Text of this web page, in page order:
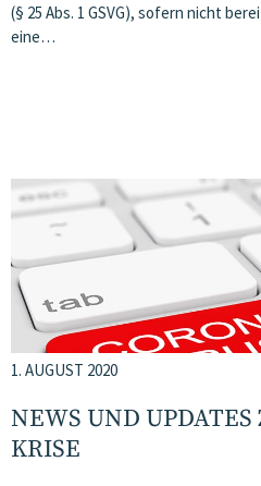
(§ 25 Abs. 1 GSVG), sofern nicht
eine…
1. AUGUST 2020
NEWS UND UPDATES
KRISE